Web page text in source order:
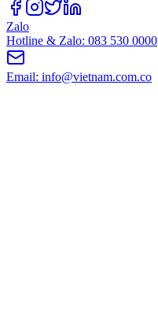
Zalo
Hotline & Zalo: 083 530 0000
Email: info@vietnam.com.co